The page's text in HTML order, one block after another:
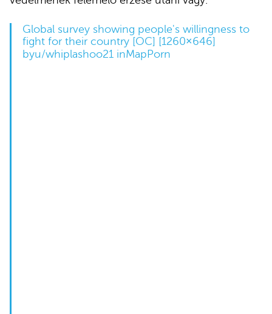
Global survey showing people's willingness to
fight for their country [OC] [1260×646]
byu/whiplashoo21 inMapPorn